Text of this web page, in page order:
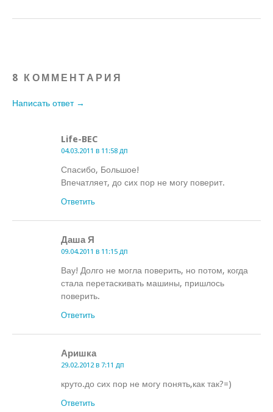
8 КОММЕНТАРИЯ
Написать ответ →
Life-BEC
04.03.2011 в 11:58 дп
Спасибо, Большое!
Впечатляет, до сих пор не могу поверит.
Ответить
Даша Я
09.04.2011 в 11:15 дп
Вау! Долго не могла поверить, но потом, когда
стала перетаскивать машины, пришлось
поверить.
Ответить
Аришка
29.02.2012 в 7:11 дп
круто.до сих пор не могу понять,как так?=)
Ответить